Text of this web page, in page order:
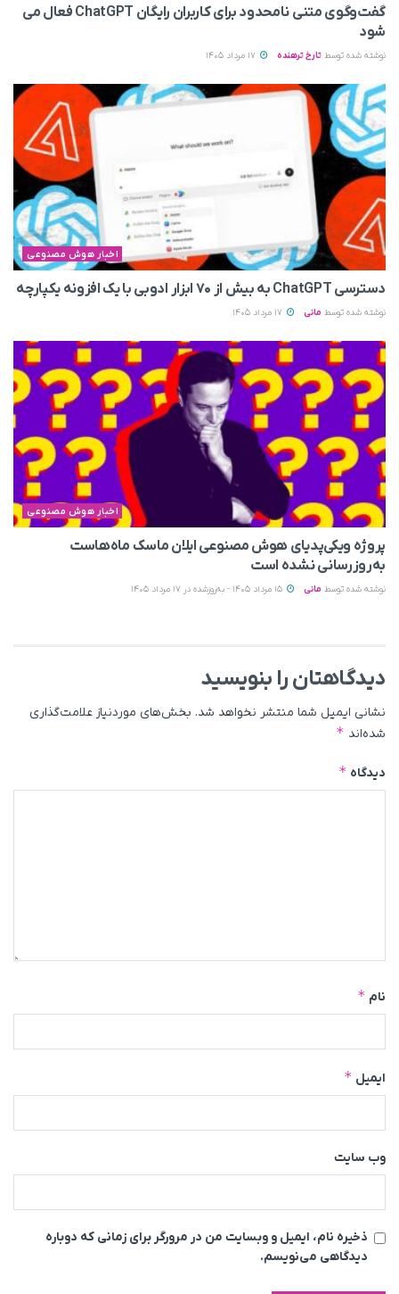
گفت‌وگوی متنی نامحدود برای کاربران رایگان ChatGPT فعال می
شود
نوشته شده توسط تارخ ترهنده
اخبار هوش مصنوعی
دسترسی ChatGPT به بیش از ۷۰ ابزار ادوبی با یک افزونه یکپارچه
نوشته شده توسط مانی
اخبار هوش مصنوعی
پروژه ویکی‌پدیای هوش مصنوعی ایلان ماسک ماه‌هاست
به‌روزرسانی نشده است
نوشته شده توسط مانی
دیدگاهتان را بنویسید
نشانی ایمیل شما منتشر نخواهد شد. بخش‌های موردنیاز علامت‌گذاری
شده‌اند *
دیدگاه *
نام *
ایمیل *
وب‌ سایت
ذخیره نام، ایمیل و وبسایت من در مرورگر برای زمانی که دوباره
دیدگاهی می‌نویسم.